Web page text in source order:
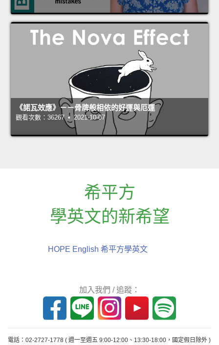
《諾瓦效應》－－骨牌般相依的好運與厄運
觀看次數：36267 • 2021-10-07
希平方
學英文的新希望
HOPE English 希平方學英文
加入我們 / 追蹤：
電話：02-2727-1778 ( 週一至週五 9:00-12:00、13:30-18:00，國定假日除外 )